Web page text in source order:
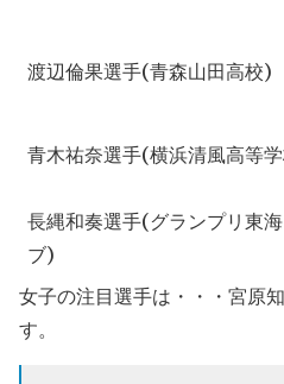
渡辺倫果選手(青森山田高校)
青木祐奈選手(横浜清風高等
長縄和奏選手(グランプリ東
ブ)
女子の注目選手は・・・宮原
す。